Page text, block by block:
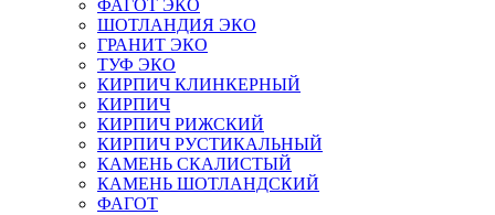
ФАГОТ ЭКО
ШОТЛАНДИЯ ЭКО
ГРАНИТ ЭКО
ТУФ ЭКО
КИРПИЧ КЛИНКЕРНЫЙ
КИРПИЧ
КИРПИЧ РИЖСКИЙ
КИРПИЧ РУСТИКАЛЬНЫЙ
КАМЕНЬ СКАЛИСТЫЙ
КАМЕНЬ ШОТЛАНДСКИЙ
ФАГОТ